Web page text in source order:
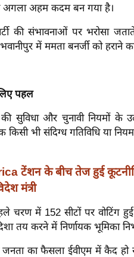
अगला अहम कदम बन गया है।
की संभावनाओं पर भरोसा
में ममता बनर्जी को हराने
पहल
सुविधा और चुनावी नियमों के
किसी भी संदिग्ध गतिविधि या
टेंशन के बीच तेज हुई
मंत्री
में 152 सीटों पर वोटिंग हुई
तय करने में निर्णायक भूमिका
जनता का फैसला ईवीएम में कैद हो